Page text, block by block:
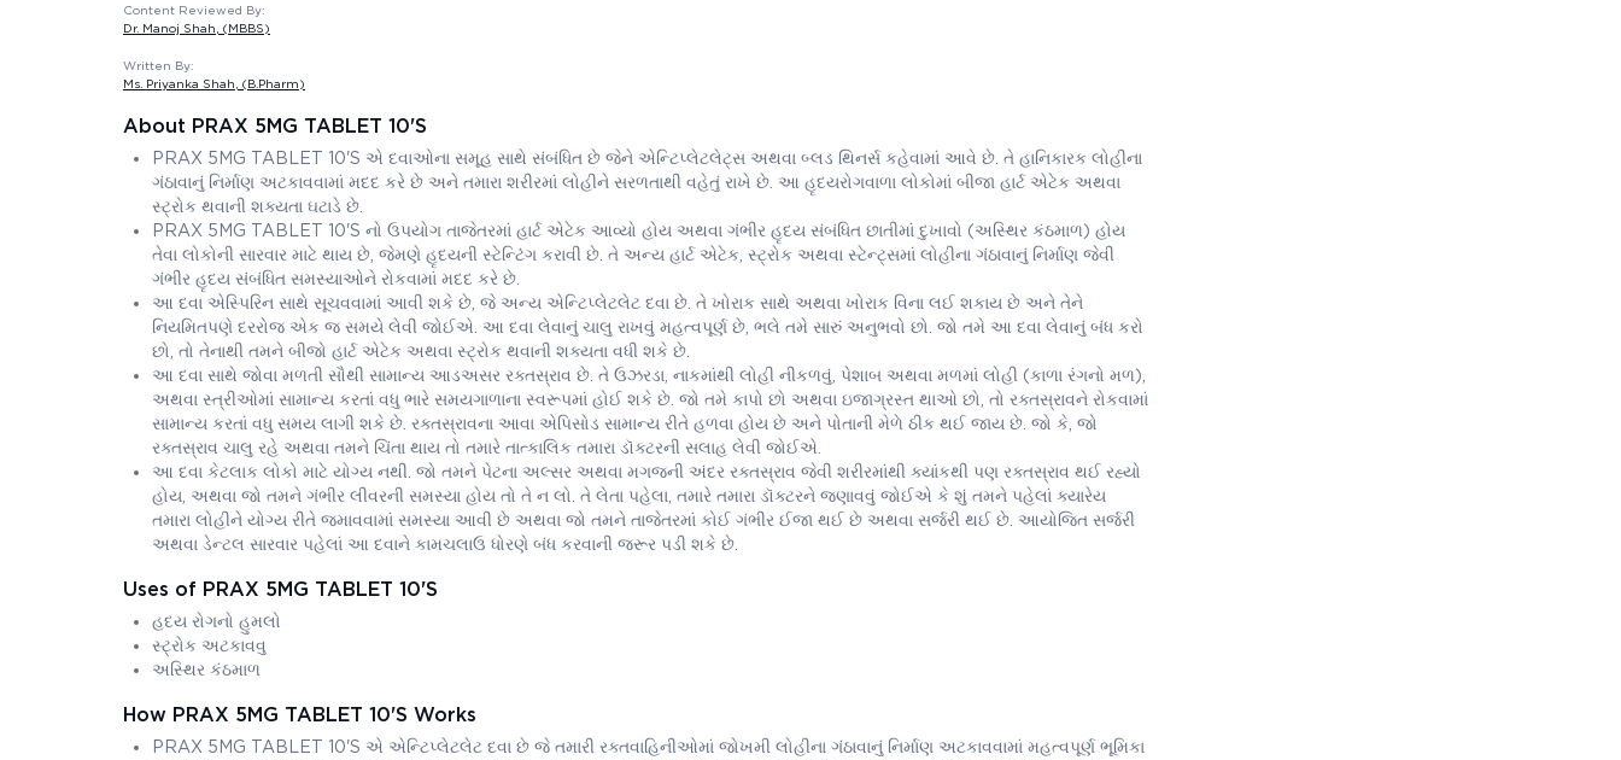
Content Reviewed By:
Dr. Manoj Shah, (MBBS)
Written By:
Ms. Priyanka Shah, (B.Pharm)
About PRAX 5MG TABLET 10'S
PRAX 5MG TABLET 10'S એ દવાઓના સમૂહ સાથે સંબંધિત છે જેને એન્ટિપ્લેટલેટ્સ અથવા બ્લડ થિનર્સ કહેવામાં આવે છે. તે હાનિકારક લોહીના
ગંઠાવાનું નિર્માણ અટકાવવામાં મદદ કરે છે અને તમારા શરીરમાં લોહીને સરળતાથી વહેતું રાખે છે. આ હૃદયરોગવાળા લોકોમાં બીજા હાર્ટ એટેક અથવા
સ્ટ્રોક થવાની શક્યતા ઘટાડે છે.
PRAX 5MG TABLET 10'S નો ઉપયોગ તાજેતરમાં હાર્ટ એટેક આવ્યો હોય અથવા ગંભીર હૃદય સંબંધિત છાતીમાં દુખાવો (અસ્થિર કંઠમાળ) હોય
તેવા લોકોની સારવાર માટે થાય છે, જેમણે હૃદયની સ્ટેન્ટિંગ કરાવી છે. તે અન્ય હાર્ટ એટેક, સ્ટ્રોક અથવા સ્ટેન્ટ્સમાં લોહીના ગંઠાવાનું નિર્માણ જેવી
ગંભીર હૃદય સંબંધિત સમસ્યાઓને રોકવામાં મદદ કરે છે.
આ દવા એસ્પિરિન સાથે સૂચવવામાં આવી શકે છે, જે અન્ય એન્ટિપ્લેટલેટ દવા છે. તે ખોરાક સાથે અથવા ખોરાક વિના લઈ શકાય છે અને તેને
નિયમિતપણે દરરોજ એક જ સમયે લેવી જોઈએ. આ દવા લેવાનું ચાલુ રાખવું મહત્વપૂર્ણ છે, ભલે તમે સારું અનુભવો છો. જો તમે આ દવા લેવાનું બંધ કરો
છો, તો તેનાથી તમને બીજો હાર્ટ એટેક અથવા સ્ટ્રોક થવાની શક્યતા વધી શકે છે.
આ દવા સાથે જોવા મળતી સૌથી સામાન્ય આડઅસર રક્તસ્રાવ છે. તે ઉઝરડા, નાકમાંથી લોહી નીકળવું, પેશાબ અથવા મળમાં લોહી (કાળા રંગનો મળ),
અથવા સ્ત્રીઓમાં સામાન્ય કરતાં વધુ ભારે સમયગાળાના સ્વરૂપમાં હોઈ શકે છે. જો તમે કાપો છો અથવા ઇજાગ્રસ્ત થાઓ છો, તો રક્તસ્રાવને રોકવામાં
સામાન્ય કરતાં વધુ સમય લાગી શકે છે. રક્તસ્રાવના આવા એપિસોડ સામાન્ય રીતે હળવા હોય છે અને પોતાની મેળે ઠીક થઈ જાય છે. જો કે, જો
રક્તસ્રાવ ચાલુ રહે અથવા તમને ચિંતા થાય તો તમારે તાત્કાલિક તમારા ડૉક્ટરની સલાહ લેવી જોઈએ.
આ દવા કેટલાક લોકો માટે યોગ્ય નથી. જો તમને પેટના અલ્સર અથવા મગજની અંદર રક્તસ્રાવ જેવી શરીરમાંથી ક્યાંકથી પણ રક્તસ્રાવ થઈ રહ્યો
હોય, અથવા જો તમને ગંભીર લીવરની સમસ્યા હોય તો તે ન લો. તે લેતા પહેલા, તમારે તમારા ડૉક્ટરને જણાવવું જોઈએ કે શું તમને પહેલાં ક્યારેય
તમારા લોહીને યોગ્ય રીતે જમાવવામાં સમસ્યા આવી છે અથવા જો તમને તાજેતરમાં કોઈ ગંભીર ઈજા થઈ છે અથવા સર્જરી થઈ છે. આયોજિત સર્જરી
અથવા ડેન્ટલ સારવાર પહેલાં આ દવાને કામચલાઉ ધોરણે બંધ કરવાની જરૂર પડી શકે છે.
Uses of PRAX 5MG TABLET 10'S
હદય રોગનો હુમલો
સ્ટ્રોક અટકાવવુ
અસ્થિર કંઠમાળ
How PRAX 5MG TABLET 10'S Works
PRAX 5MG TABLET 10'S એ એન્ટિપ્લેટલેટ દવા છે જે તમારી રક્તવાહિનીઓમાં જોખમી લોહીના ગંઠાવાનું નિર્માણ અટકાવવામાં મહત્વપૂર્ણ ભૂમિકા